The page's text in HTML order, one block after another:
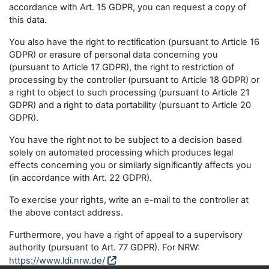
accordance with Art. 15 GDPR, you can request a copy of
this data.
You also have the right to rectification (pursuant to Article 16
GDPR) or erasure of personal data concerning you
(pursuant to Article 17 GDPR), the right to restriction of
processing by the controller (pursuant to Article 18 GDPR) or
a right to object to such processing (pursuant to Article 21
GDPR) and a right to data portability (pursuant to Article 20
GDPR).
You have the right not to be subject to a decision based
solely on automated processing which produces legal
effects concerning you or similarly significantly affects you
(in accordance with Art. 22 GDPR).
To exercise your rights, write an e-mail to the controller at
the above contact address.
Furthermore, you have a right of appeal to a supervisory
authority (pursuant to Art. 77 GDPR). For NRW:
https://www.ldi.nrw.de/